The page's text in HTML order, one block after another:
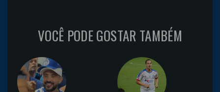
VOCÊ PODE GOSTAR TAMBÉM